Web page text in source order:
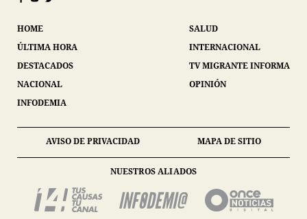
HOME
ÚLTIMA HORA
DESTACADOS
NACIONAL
INFODEMIA
SALUD
INTERNACIONAL
TV MIGRANTE INFORMA
OPINIÓN
AVISO DE PRIVACIDAD MAPA DE SITIO
NUESTROS ALIADOS